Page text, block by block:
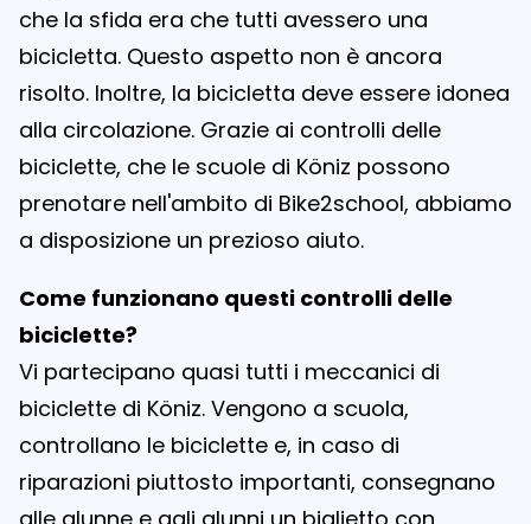
che la sfida era che tutti avessero una
bicicletta. Questo aspetto non è ancora
risolto. Inoltre, la bicicletta deve essere idonea
alla circolazione. Grazie ai controlli delle
biciclette, che le scuole di Köniz possono
prenotare nell'ambito di Bike2school, abbiamo
a disposizione un prezioso aiuto.
Come funzionano questi controlli delle
biciclette?
Vi partecipano quasi tutti i meccanici di
biciclette di Köniz. Vengono a scuola,
controllano le biciclette e, in caso di
riparazioni piuttosto importanti, consegnano